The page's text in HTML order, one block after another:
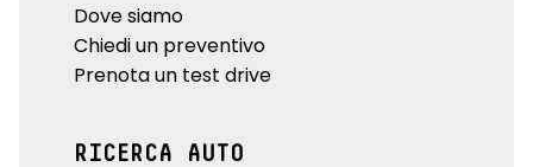
Dove siamo
Chiedi un preventivo
Prenota un test drive
RICERCA AUTO